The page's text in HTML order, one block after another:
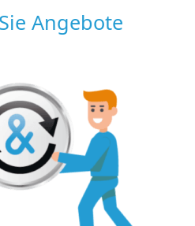
Angebote